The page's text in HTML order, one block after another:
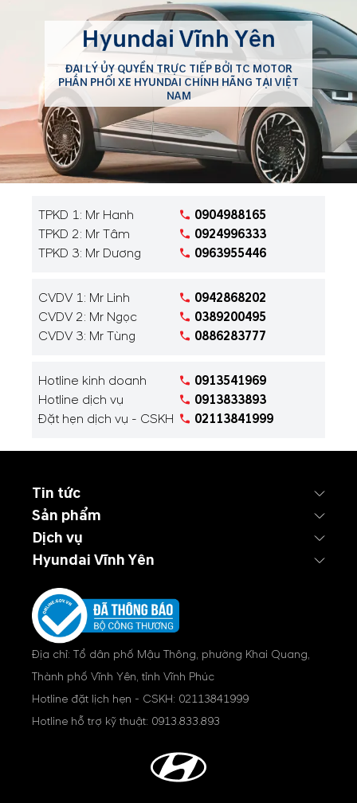
Hyundai Vĩnh Yên
ĐẠI LÝ ỦY QUYỀN TRỰC TIẾP BỞI TC MOTOR
PHÂN PHỐI XE HYUNDAI CHÍNH HÃNG TẠI VIỆT
NAM
TPKD 1: Mr Hanh
TPKD 2: Mr Tâm
TPKD 3: Mr Dương
0904988165
0924996333
0963955446
CVDV 1: Mr Linh
CVDV 2: Mr Ngọc
CVDV 3: Mr Tùng
0942868202
0389200495
0886283777
Hotline kinh doanh
Hotline dịch vụ
Đặt hẹn dịch vụ - CSKH
0913541969
0913833893
02113841999
Tin tức
Sản phẩm
Dịch vụ
Hyundai Vĩnh Yên
Địa chỉ: Tổ dân phố Mậu Thông, phường Khai Quang,
Thành phố Vĩnh Yên, tỉnh Vĩnh Phúc
Hotline đặt lịch hẹn - CSKH: 02113841999
Hotline hỗ trợ kỹ thuật: 0913.833.893